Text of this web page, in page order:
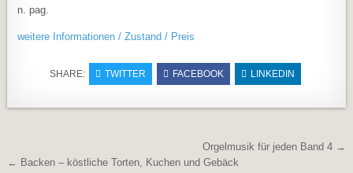
n. pag.
weitere Informationen / Zustand / Preis
SHARE: TWITTER FACEBOOK LINKEDIN
BeitragsnavigationOrgelmusik für jeden Band 4 →
← Backen – köstliche Torten, Kuchen und Gebäck